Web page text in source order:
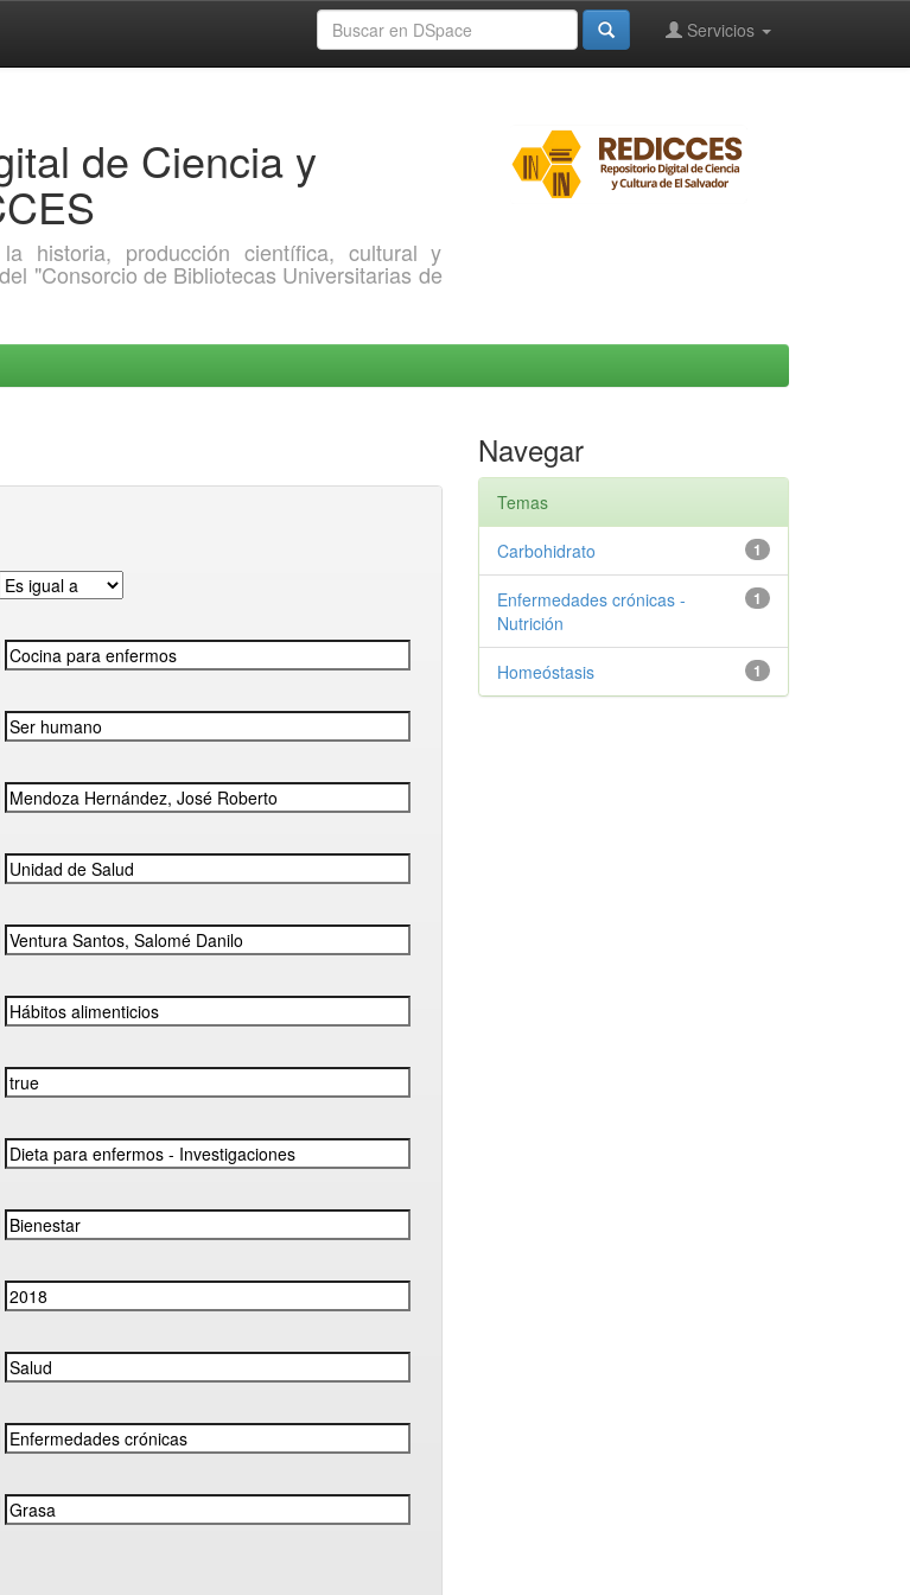
Servicios
de Ciencia y
historia, producción científica, cultural y
"Consorcio de Bibliotecas Universitarias de
Navegar
Temas
1
Carbohidrato
1
Enfermedades crónicas -
Nutrición
1
Homeóstasis